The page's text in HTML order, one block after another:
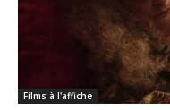
Films à l'affiche